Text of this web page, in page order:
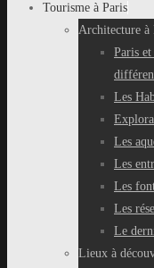
Tourisme à Paris
Architecture à
Paris
Les
Les
Les
Les
Les
Le
Lieux à